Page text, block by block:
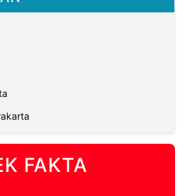
FAKTA